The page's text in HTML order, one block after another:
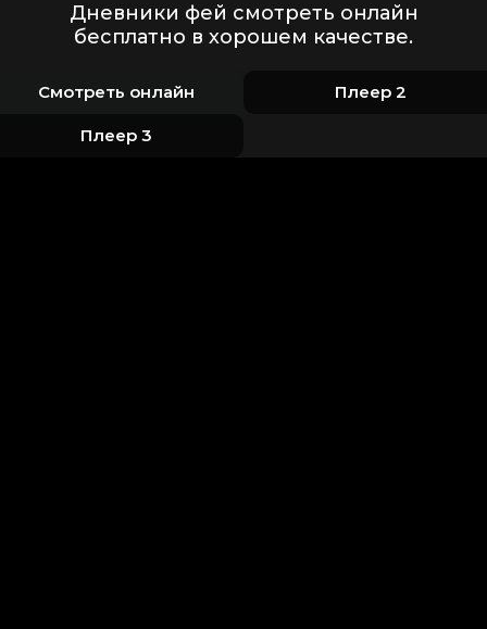
Дневники фей смотреть онлайн
бесплатно в хорошем качестве.
Смотреть онлайн Плеер 2
Плеер 3